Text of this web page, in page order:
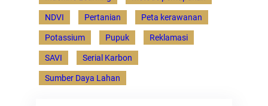
NDVI Pertanian Peta kerawanan
Potassium Pupuk Reklamasi
SAVI Serial Karbon
Sumber Daya Lahan